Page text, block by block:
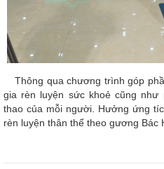
Thông qua chương trình góp
gia rèn luyện sức khoẻ cũng
thao của mỗi người. Hưởng ứng
rèn luyện thân thể theo gương Bác